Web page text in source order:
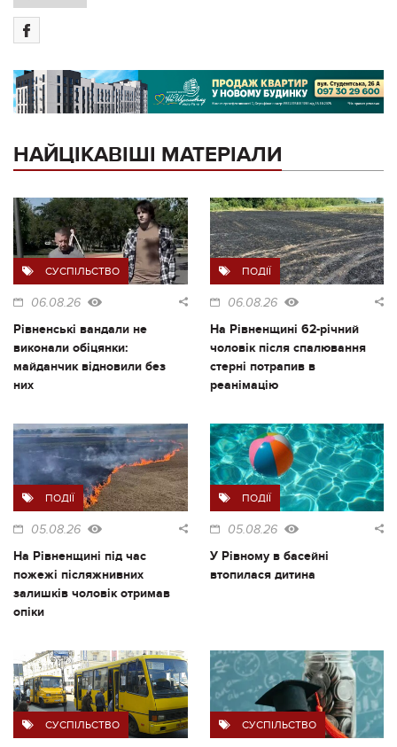
НАЙЦІКАВІШІ МАТЕРІАЛИ
СУСПІЛЬСТВО
06.08.26
Рівненські вандали не
виконали обіцянки:
майданчик відновили без
них
ПОДІЇ
06.08.26
На Рівненщині 62-річний
чоловік після спалювання
стерні потрапив в
реанімацію
ПОДІЇ
05.08.26
На Рівненщині під час
пожежі післяжнивних
залишків чоловік отримав
опіки
ПОДІЇ
05.08.26
У Рівному в басейні
втопилася дитина
СУСПІЛЬСТВО СУСПІЛЬСТВО